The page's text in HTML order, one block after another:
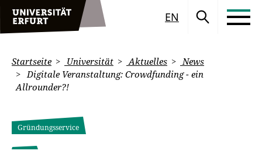
EN
Startseite Universität Aktuelles
News
Digitale Veranstaltung: Crowdfunding - ein
Allrounder?!
Gründungsservice